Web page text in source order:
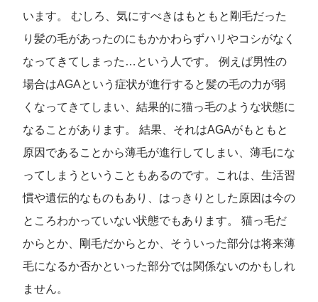
います。 むしろ、気にすべきはもともと剛毛だった
り髪の毛があったのにもかかわらずハリやコシがなく
なってきてしまった…という人です。 例えば男性の
場合はAGAという症状が進行すると髪の毛の力が弱
くなってきてしまい、結果的に猫っ毛のような状態に
なることがあります。 結果、それはAGAがもともと
原因であることから薄毛が進行してしまい、薄毛にな
ってしまうということもあるのです。これは、生活習
慣や遺伝的なものもあり、はっきりとした原因は今の
ところわかっていない状態でもあります。 猫っ毛だ
からとか、剛毛だからとか、そういった部分は将来薄
毛になるか否かといった部分では関係ないのかもしれ
ません。